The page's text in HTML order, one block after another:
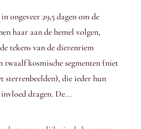
ongeveer 29,5 dagen om de
haar aan de hemel volgen,
tekens van de dierenriem
twaalf kosmische segmenten (niet
sterrenbeelden), die ieder hun
dragen. De...